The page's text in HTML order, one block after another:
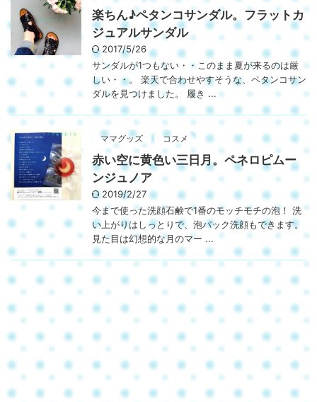
楽ちん♪ペタンコサンダル。フラットカ
ジュアルサンダル
2017/5/26
サンダルが1つもない・・このまま夏が来るのは厳
しい・・。 楽天で合わせやすそうな、ペタンコサン
ダルを見つけました。 履き ...
ママグッズ コスメ
赤い空に黄色い三日月。ペネロピムー
ンジュノア
2019/2/27
今まで使った洗顔石鹸で1番のモッチモチの泡！ 洗
い上がりはしっとりで、泡パック洗顔もできます。
見た目は幻想的な月のマー ...